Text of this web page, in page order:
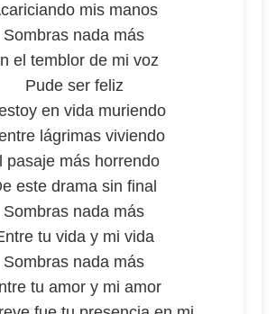
mis manos
Sombras nada más
el temblor de mi voz
Pude ser feliz
en vida muriendo
lágrimas viviendo
pasaje más horrendo
este drama sin final
Sombras nada más
tu vida y mi vida
Sombras nada más
tu amor y mi amor